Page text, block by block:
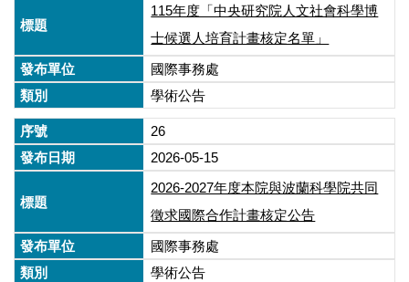
115年度「中央研究院人文社會科學博
士候選人培育計畫核定名單」
國際事務處
學術公告
26
2026-05-15
2026-2027年度本院與波蘭科學院共同
徵求國際合作計畫核定公告
國際事務處
學術公告